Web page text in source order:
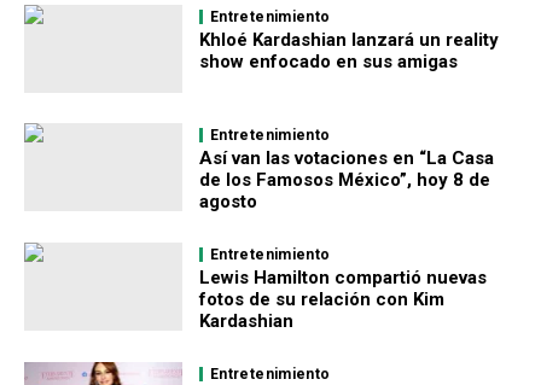
Entretenimiento
Khloé Kardashian lanzará un reality
show enfocado en sus amigas
Entretenimiento
Así van las votaciones en “La Casa
de los Famosos México”, hoy 8 de
agosto
Entretenimiento
Lewis Hamilton compartió nuevas
fotos de su relación con Kim
Kardashian
Entretenimiento